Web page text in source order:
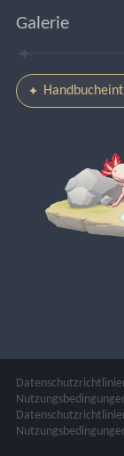
Galerie